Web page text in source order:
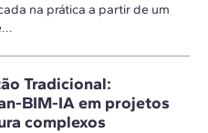
na prática a partir de um
Tradicional:
BIM-IA em projetos
complexos